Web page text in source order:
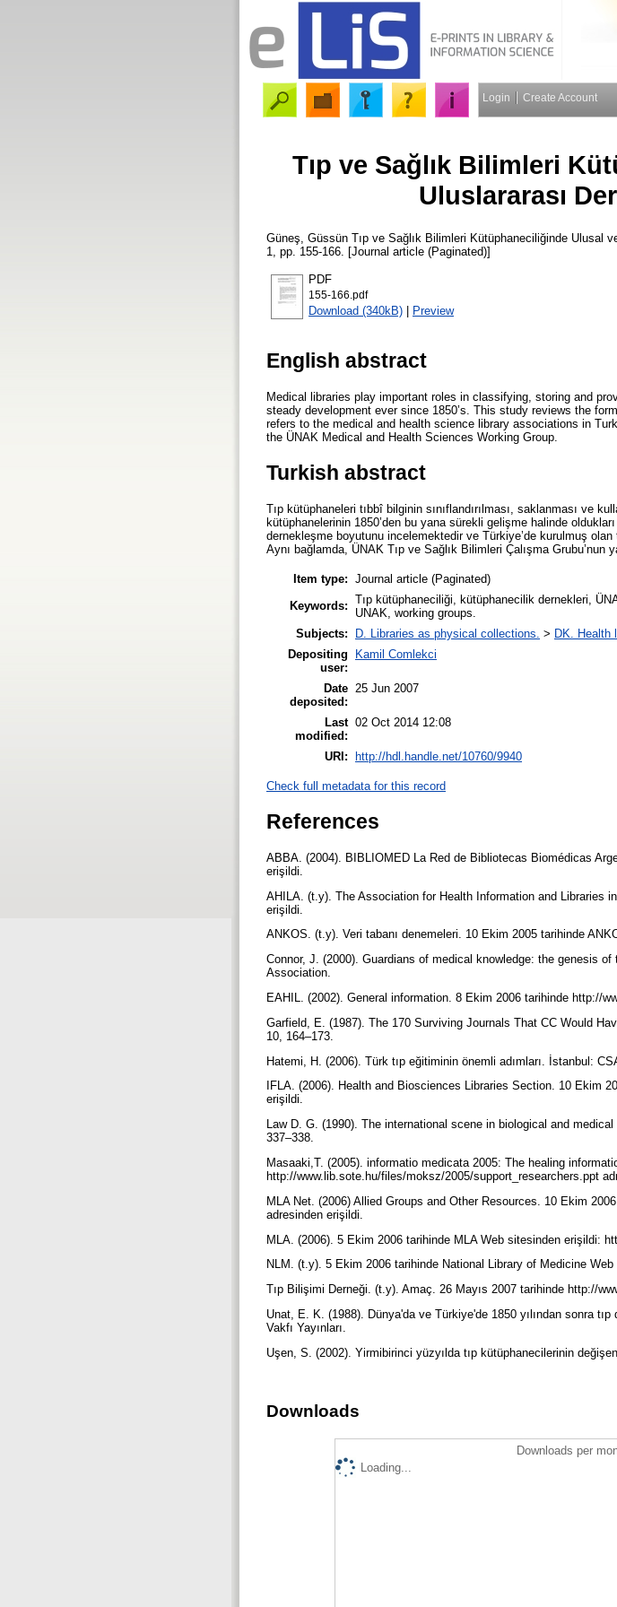
Login Create Account
Tıp ve Sağlık Bilimleri
Uluslararası
Güneş, Güssün Tıp ve Sağlık Bilimleri Kütüphaneciliğinde Ulusal
1, pp. 155-166. [Journal article (Paginated)]
PDF
155-166.pdf
Download (340kB) | Preview
English abstract
Medical libraries play important roles in classifying, storing and
steady development ever since 1850’s. This study reviews the
refers to the medical and health science library associations in
the ÜNAK Medical and Health Sciences Working Group.
Turkish abstract
Tıp kütüphaneleri tıbbî bilginin sınıflandırılması, saklanması ve
kütüphanelerinin 1850’den bu yana sürekli gelişme halinde
dernekleşme boyutunu incelemektedir ve Türkiye’de kurulmuş
Aynı bağlamda, ÜNAK Tıp ve Sağlık Bilimleri Çalışma Grubu’nun
Item type: Journal article (Paginated)
Keywords: Tıp kütüphaneciliği, kütüphanecilik dernekleri,
UNAK, working groups.
Subjects:
D. Libraries as physical collections. > DK. Health
Depositing
user:
Kamil Comlekci
Date
deposited:
25 Jun 2007
Last
modified:
02 Oct 2014 12:08
URI: http://hdl.handle.net/10760/9940
Check full metadata for this record
References
ABBA. (2004). BIBLIOMED La Red de Bibliotecas Biomédicas
erişildi.
AHILA. (t.y). The Association for Health Information and Libraries
erişildi.
ANKOS. (t.y). Veri tabanı denemeleri. 10 Ekim 2005 tarihinde
Connor, J. (2000). Guardians of medical knowledge: the genesis
Association.
EAHIL. (2002). General information. 8 Ekim 2006 tarihinde http://
Garfield, E. (1987). The 170 Surviving Journals That CC Would
10, 164–173.
Hatemi, H. (2006). Türk tıp eğitiminin önemli adımları. İstanbul:
IFLA. (2006). Health and Biosciences Libraries Section. 10 Ekim
erişildi.
Law D. G. (1990). The international scene in biological and
337–338.
Masaaki,T. (2005). informatio medicata 2005: The healing
http://www.lib.sote.hu/files/moksz/2005/support_researchers.ppt
MLA Net. (2006) Allied Groups and Other Resources. 10 Ekim
adresinden erişildi.
MLA. (2006). 5 Ekim 2006 tarihinde MLA Web sitesinden erişildi:
NLM. (t.y). 5 Ekim 2006 tarihinde National Library of Medicine
Tıp Bilişimi Derneği. (t.y). Amaç. 26 Mayıs 2007 tarihinde http://
Unat, E. K. (1988). Dünya'da ve Türkiye'de 1850 yılından sonra
Vakfı Yayınları.
Uşen, S. (2002). Yirmibirinci yüzyılda tıp kütüphanecilerinin
Downloads
Downloads per
Loading...